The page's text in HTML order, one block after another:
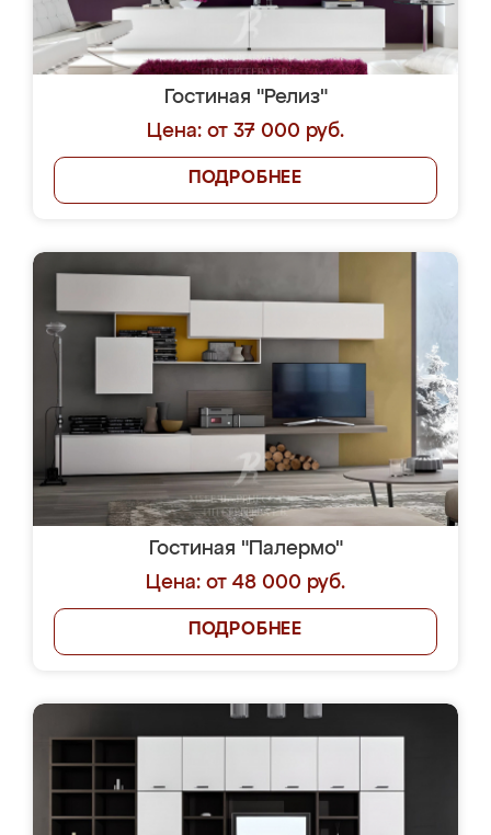
Гостиная "Релиз"
Цена: от 37 000 руб.
ПОДРОБНЕЕ
Гостиная "Палермо"
Цена: от 48 000 руб.
ПОДРОБНЕЕ